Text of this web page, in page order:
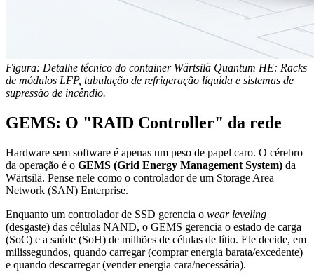
Figura: Detalhe técnico do container Wärtsilä Quantum HE: Racks
de módulos LFP, tubulação de refrigeração líquida e sistemas de
supressão de incêndio.
GEMS: O "RAID Controller" da rede
Hardware sem software é apenas um peso de papel caro. O cérebro
da operação é o GEMS (Grid Energy Management System) da
Wärtsilä. Pense nele como o controlador de um Storage Area
Network (SAN) Enterprise.
Enquanto um controlador de SSD gerencia o wear leveling
(desgaste) das células NAND, o GEMS gerencia o estado de carga
(SoC) e a saúde (SoH) de milhões de células de lítio. Ele decide, em
milissegundos, quando carregar (comprar energia barata/excedente)
e quando descarregar (vender energia cara/necessária).